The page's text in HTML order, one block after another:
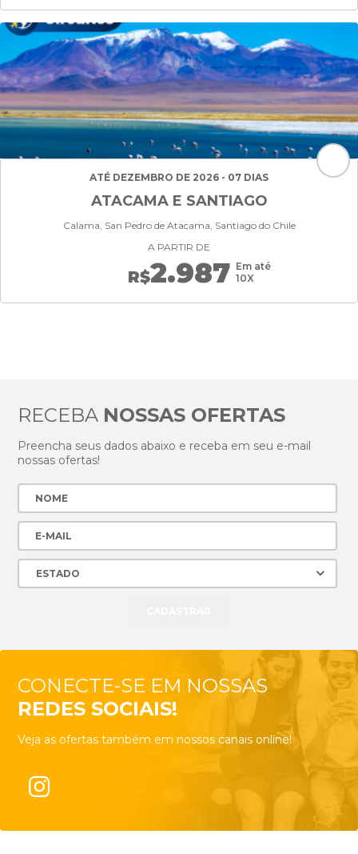
ATÉ DEZEMBRO DE 2026 - 07 DIAS
ATACAMA E SANTIAGO
Calama, San Pedro de Atacama, Santiago do Chile
A PARTIR DE
R$2.987 Em até
10X
RECEBA NOSSAS OFERTAS
Preencha seus dados abaixo e receba em seu e-mail
nossas ofertas!
CONECTE-SE EM NOSSAS
REDES SOCIAIS!
Veja as ofertas também em nossos canais online!